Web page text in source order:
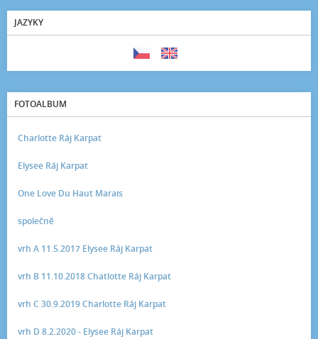
JAZYKY
FOTOALBUM
Charlotte Ráj Karpat
Elysee Ráj Karpat
One Love Du Haut Marais
společně
vrh A 11.5.2017 Elysee Ráj Karpat
vrh B 11.10.2018 Chatlotte Ráj Karpat
vrh C 30.9.2019 Charlotte Ráj Karpat
vrh D 8.2.2020 - Elysee Ráj Karpat